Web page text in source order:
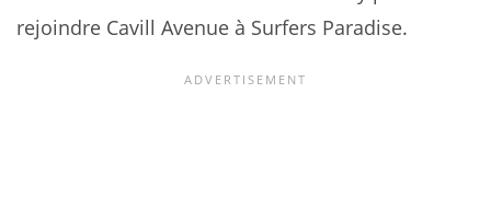
rejoindre Cavill Avenue à Surfers Paradise.